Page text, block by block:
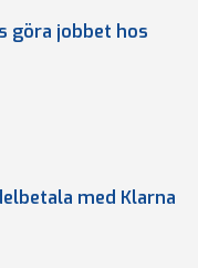
göra jobbet hos
med Klarna